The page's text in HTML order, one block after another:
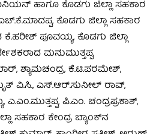
ಹಾಗೂ ಕೊಡಗು ಜಿಲ್ಲಾ ಸಹಕಾರ
ಕೊಡಗು ಜಿಲ್ಲಾ ಸಹಕಾರ
ಪೂವಯ್ಯ, ಕೊಡಗು ಜಿಲ್ಲಾ
ಮನುಮುತ್ತಪ್ಪ,
ಶ್ಯಾಮಚಂದ್ರ, ಕೆ.ಟಿ.ಪರಮೇಶ್,
ವಿ.ಸಿ., ಎಸ್.ಆರ್.ಸುನೀಲ್ ರಾವ್,
ಎ.ಎಂ.ಮುತ್ತಪ್ಪ, ಪಿ.ಎಂ. ಚಂದ್ರಪ್ರಕಾಶ್,
ಸಹಕಾರ ಕೇಂದ್ರ ಬ್ಯಾಂಕ್‌ನ